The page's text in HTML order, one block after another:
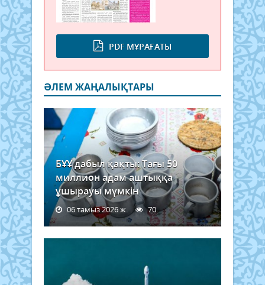
PDF МҰРАҒАТЫ
ӘЛЕМ ЖАҢАЛЫҚТАРЫ
БҰҰ дабыл қақты: Тағы 50
миллион адам аштыққа
ұшырауы мүмкін
06 тамыз 2026 ж. 70